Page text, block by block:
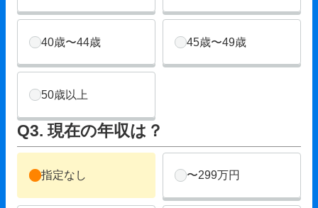
40歳〜44歳 45歳〜49歳
50歳以上
Q3. 現在の年収は？
指定なし 〜299万円